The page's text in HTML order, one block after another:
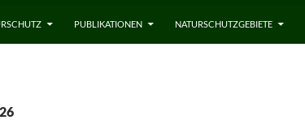
PUBLIKATIONEN NATURSCHUTZGEBIETE